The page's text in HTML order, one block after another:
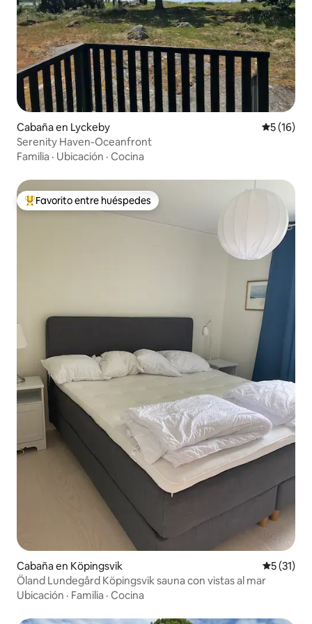
Cabaña en Lyckeby
5 (16)
Serenity Haven-Oceanfront
Familia · Ubicación · Cocina
Favorito entre los huéspedes más destacados
Favorito entre huéspedes
Cabaña en Köpingsvik
5 (31)
Öland Lundegård Köpingsvik sauna con vistas al mar
Ubicación · Familia · Cocina